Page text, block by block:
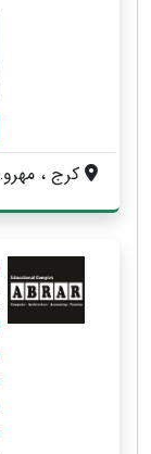
کرج ، مهرویلا ، خیابان درختی ، اولین چراغ قرمز ، ساختمان مکعب رنگی ، طبقه ۴ ، واحد ۱۴